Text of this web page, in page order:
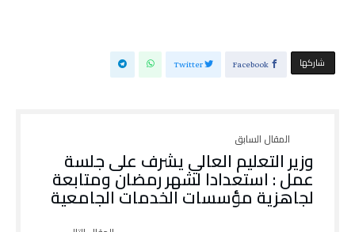
‫‫ شاركها‬ Facebook
Twitter
وزير التعليم العالي يشرف على جلسة
عمل : استعدادا لشهر رمضان ومتابعة
لجاهزية مؤسسات الخدمات الجامعية